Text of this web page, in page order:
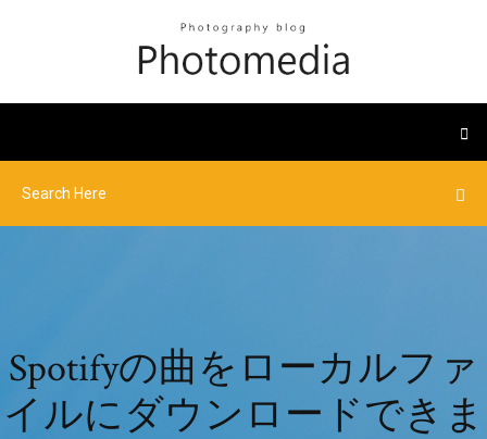
Spotifyの曲をローカルファ
イルにダウンロードできま